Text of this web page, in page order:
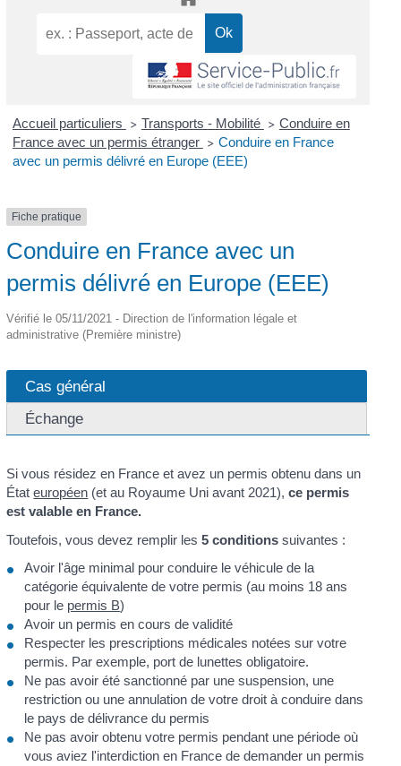
Accueil particuliers > Transports - Mobilité > Conduire en
France avec un permis étranger > Conduire en France
avec un permis délivré en Europe (EEE)
Fiche pratique
Conduire en France avec un
permis délivré en Europe (EEE)
Vérifié le 05/11/2021 - Direction de l'information légale et
administrative (Première ministre)
Cas général
Échange
Si vous résidez en France et avez un permis obtenu dans un
Étateuropéen (et au Royaume Uni avant 2021),ce permis
est valable en France.
Toutefois, vous devez remplir les5 conditions suivantes :
Avoir l'âge minimal pour conduire le véhicule de la
catégorie équivalente de votre permis (au moins 18 ans
pour le permis B)
Avoir un permis en cours de validité
Respecter les prescriptions médicales notées sur votre
permis. Par exemple, port de lunettes obligatoire.
Ne pas avoir été sanctionné par une suspension, une
restriction ou une annulation de votre droit à conduire dans
le pays de délivrance du permis
Ne pas avoir obtenu votre permis pendant une période où
vous aviez l'interdiction en France de demander un permis